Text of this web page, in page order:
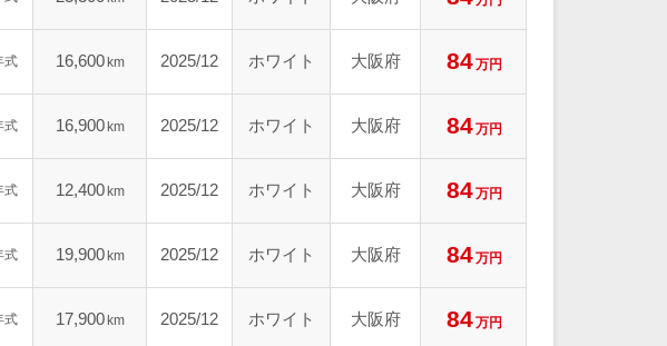
式 16,600 km 2025/12 ホワイト 大阪府 84万円
式 16,900 km 2025/12 ホワイト 大阪府 84万円
式 12,400 km 2025/12 ホワイト 大阪府 84万円
式 19,900 km 2025/12 ホワイト 大阪府 84万円
式 17,900 km 2025/12 ホワイト 大阪府 84万円